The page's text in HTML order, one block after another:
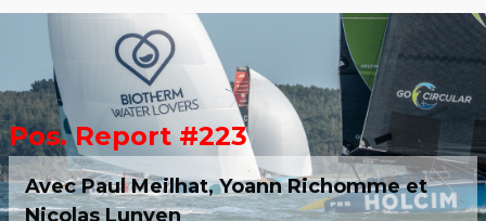
Pos. Report #223
Avec Paul Meilhat, Yoann Richomme et
Nicolas Lunven